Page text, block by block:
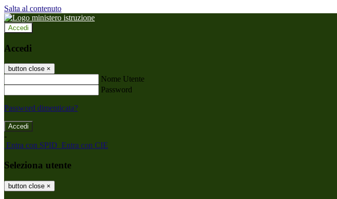
Salta al contenuto
Accedi
Accedi
button close ×
Nome Utente
Password
Password dimenticata?
-
Entra con SPID Entra con CIE
Seleziona utente
button close ×